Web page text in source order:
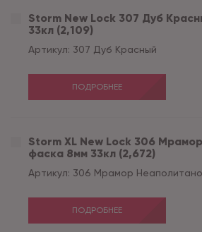
Storm New Lock 307 Дуб
33кл (2,109)
Артикул: 307 Дуб Красный
ПОДРОБНЕЕ
Storm XL New Lock 306
фаска 8мм 33кл (2,672)
Артикул: 306 Мрамор Неаполитано
ПОДРОБНЕЕ